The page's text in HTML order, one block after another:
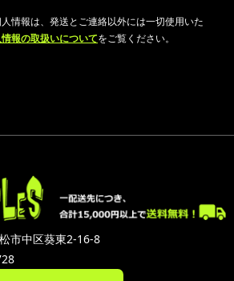
情報は、発送とご連絡以外には一切使用いた
報の取扱いについてをご覧ください。
市中区葵東2-16-8